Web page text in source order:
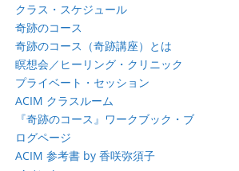
クラス・スケジュール
奇跡のコース
奇跡のコース（奇跡講座）とは
瞑想会／ヒーリング・クリニック
プライベート・セッション
ACIM クラスルーム
『奇跡のコース』ワークブック・ブ
ログページ
ACIM 参考書 by 香咲弥須子